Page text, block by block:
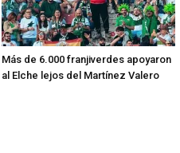
Más de 6.000 franjiverdes apoyaron
al Elche lejos del Martínez Valero